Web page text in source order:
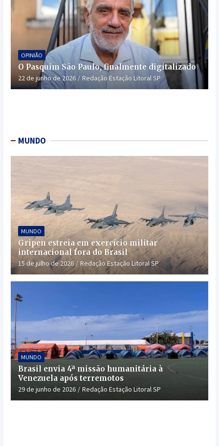
OPINIÃO
O Pasquim São Paulo, finalmente digitalizado
22 de junho de 2026 Redação Estação Litoral SP
MUNDO
MUNDO
Gripen estreia em exercício militar
internacional fora do Brasil
15 de julho de 2026 Redação Estação Litoral SP
MUNDO
Brasil envia 4ª missão humanitária à
Venezuela após terremotos
29 de junho de 2026 Redação Estação Litoral SP